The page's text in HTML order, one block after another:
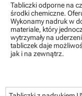
Tabliczki odporne na
środki chemiczne.
Wykonamy nadruk w
materiale, który
wytrzymały na
tabliczek daje
jak i na zewnątrz.